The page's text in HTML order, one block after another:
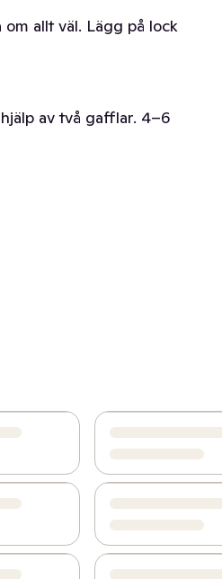
allt väl. Lägg på lock
av två gafflar. 4–6